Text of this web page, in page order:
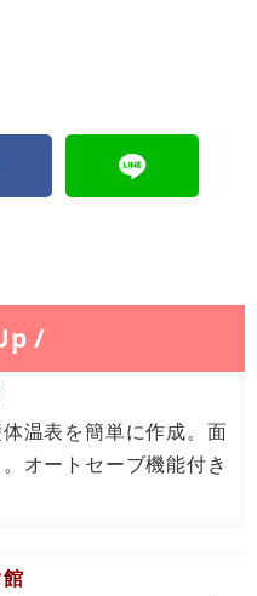
/
温表を簡単に作成。面
オートセーブ機能付き